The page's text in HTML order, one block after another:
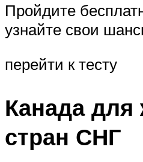
Пройдите
узнайте свои
перейти к тесту
Канада для
стран СНГ